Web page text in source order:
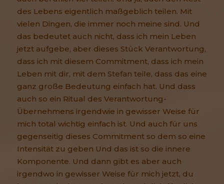
des Lebens eigentlich maßgeblich teilen. Mit
vielen Dingen, die immer noch meine sind. Und
das bedeutet auch nicht, dass ich mein Leben
jetzt aufgebe, aber dieses Stück Verantwortung,
dass ich mit diesem Commitment, dass ich mein
Leben mit dir, mit dem Stefan teile, dass das eine
ganz große Bedeutung einfach hat. Und dass
auch so ein Ritual des Verantwortung-
Übernehmens irgendwie in gewisser Weise für
mich total wichtig einfach ist. Und auch für uns
gegenseitig dieses Commitment so dem so eine
Intensität zu geben Und das ist so die innere
Komponente. Und dann gibt es aber auch
irgendwo in gewisser Weise für mich jetzt, du